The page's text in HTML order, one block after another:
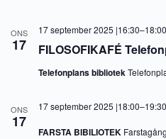
ONS
17 FILOSOFIKAFÉ
17 september 2025 |16:30–18:00
Telefonplans bibliotek
ONS
17
17 september 2025 |18:00–19:30
FARSTA BIBILIOTEK